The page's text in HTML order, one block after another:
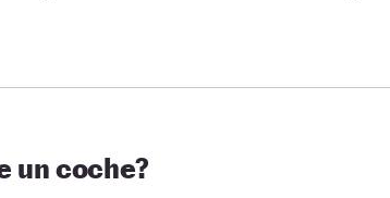
un coche?